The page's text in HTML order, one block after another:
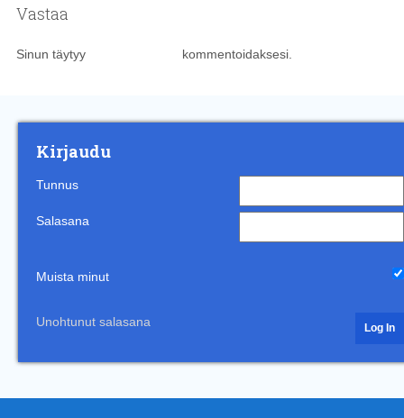
Vastaa
Sinun täytyy kommentoidaksesi.
Kirjaudu
Tunnus
Salasana
Muista minut
Unohtunut salasana